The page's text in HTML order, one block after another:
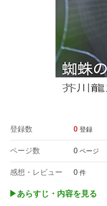
登録数 0 登録
ページ数 0 ページ
感想・レビュー 0 件
▶︎あらすじ・内容を見る